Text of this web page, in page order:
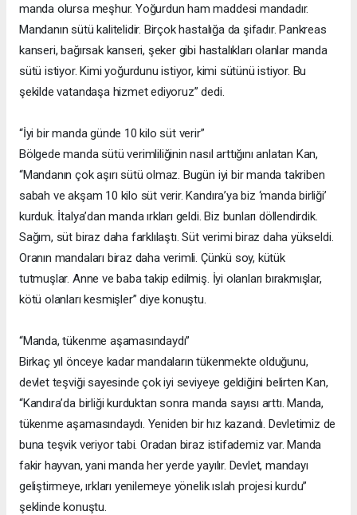
manda olursa meşhur. Yoğurdun ham maddesi mandadır.
Mandanın sütü kalitelidir. Birçok hastalığa da şifadır. Pankreas
kanseri, bağırsak kanseri, şeker gibi hastalıkları olanlar manda
sütü istiyor. Kimi yoğurdunu istiyor, kimi sütünü istiyor. Bu
şekilde vatandaşa hizmet ediyoruz” dedi.
“İyi bir manda günde 10 kilo süt verir”
Bölgede manda sütü verimliliğinin nasıl arttığını anlatan Kan,
“Mandanın çok aşırı sütü olmaz. Bugün iyi bir manda takriben
sabah ve akşam 10 kilo süt verir. Kandıra’ya biz ‘manda birliği’
kurduk. İtalya’dan manda ırkları geldi. Biz bunları döllendirdik.
Sağım, süt biraz daha farklılaştı. Süt verimi biraz daha yükseldi.
Oranın mandaları biraz daha verimli. Çünkü soy, kütük
tutmuşlar. Anne ve baba takip edilmiş. İyi olanları bırakmışlar,
kötü olanları kesmişler” diye konuştu.
“Manda, tükenme aşamasındaydı”
Birkaç yıl önceye kadar mandaların tükenmekte olduğunu,
devlet teşviği sayesinde çok iyi seviyeye geldiğini belirten Kan,
“Kandıra’da birliği kurduktan sonra manda sayısı arttı. Manda,
tükenme aşamasındaydı. Yeniden bir hız kazandı. Devletimiz de
buna teşvik veriyor tabi. Oradan biraz istifademiz var. Manda
fakir hayvan, yani manda her yerde yayılır. Devlet, mandayı
geliştirmeye, ırkları yenilemeye yönelik ıslah projesi kurdu”
şeklinde konuştu.